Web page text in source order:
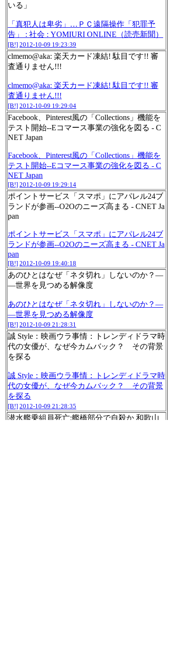
いる」
「真犯人は卑劣」…ＰＣ遠隔操作「犯罪予
告」 : 社会 : YOMIURI ONLINE（読売新聞）
[B!] 2012-10-09 19:23:39
clmemo@aka: 楽天カード凍結! 駄目です!! 審
査通りません!!!
clmemo@aka: 楽天カード凍結! 駄目です!! 審
査通りません!!!
[B!] 2012-10-09 19:29:04
Facebook、Pinterest風の「Collections」機能を
テスト開始--Eコマース事業の強化を図る - C
NET Japan
Facebook、Pinterest風の「Collections」機能を
テスト開始--Eコマース事業の強化を図る - C
NET Japan
[B!] 2012-10-09 19:29:14
ポイントサービス「スマポ」にアパレル24ブ
ランドが参画--O2Oのニーズ高まる - CNET Ja
pan
ポイントサービス「スマポ」にアパレル24ブ
ランドが参画--O2Oのニーズ高まる - CNET Ja
pan
[B!] 2012-10-09 19:40:18
あのひとはなぜ「ネタ切れ」しないのか？―
―世界を見つめる解像度
あのひとはなぜ「ネタ切れ」しないのか？―
―世界を見つめる解像度
[B!] 2012-10-09 21:28:31
誠 Style：映画ウラ事情：トレンディドラマ時
代の女優が、なぜ今カムバック？ その背景
を探る
誠 Style：映画ウラ事情：トレンディドラマ時
代の女優が、なぜ今カムバック？ その背景
を探る
[B!] 2012-10-09 21:28:35
潜水艦乗組員死亡:艦橋部分で自殺か 和歌山